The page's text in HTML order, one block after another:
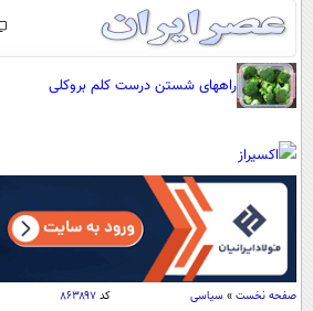
صفحه اول
آب و هوا
اوقات شرعی
سواد زندگی
راههای شستن درست کلم بروکلی
صفحه نخست » سیاسی کد۸۶۳۸۹۷